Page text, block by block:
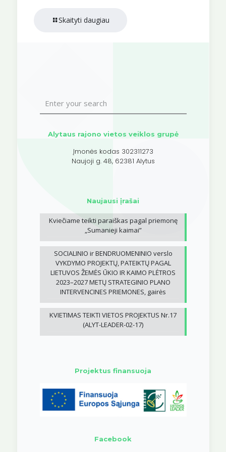
Skaityti daugiau
Alytaus rajono vietos veiklos grupė
Įmonės kodas 302311273
Naujoji g. 48, 62381 Alytus
Naujausi įrašai
Kviečiame teikti paraiškas pagal priemonę
„Sumanieji kaimai”
SOCIALINIO ir BENDRUOMENINIO verslo
VYKDYMO PROJEKTŲ, PATEIKTŲ PAGAL
LIETUVOS ŽEMĖS ŪKIO IR KAIMO PLĖTROS
2023–2027 METŲ STRATEGINIO PLANO
INTERVENCINES PRIEMONES, gairės
KVIETIMAS TEIKTI VIETOS PROJEKTUS Nr.17
(ALYT-LEADER-02-17)
Projektus finansuoja
Facebook